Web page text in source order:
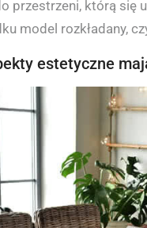
przestrzeni, którą się
model rozkładany,
estetyczne